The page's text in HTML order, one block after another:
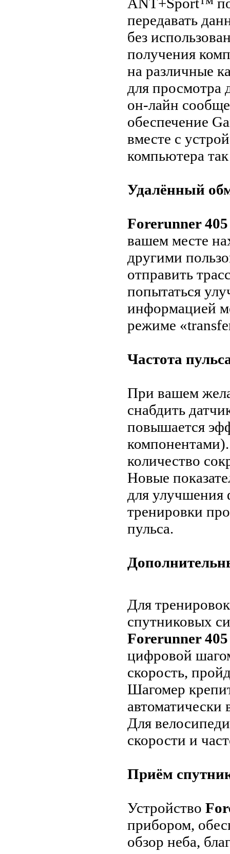
передавать
без
получения
на различные
для просмотра
он-лайн
обеспечение
вместе с
компьютера
Удалённый
Forerunner 405
вашем месте
другими
отправить
попытаться
информацией
режиме
Частота
При вашем
снабдить
повышается
количество
Новые
для
тренировки
пульса.
Для
спутниковых
Forerunner 405
цифровой
скорость,
Шагомер
автоматически
Для
скорости и
Приём
Устройство
прибором,
обзор неба,